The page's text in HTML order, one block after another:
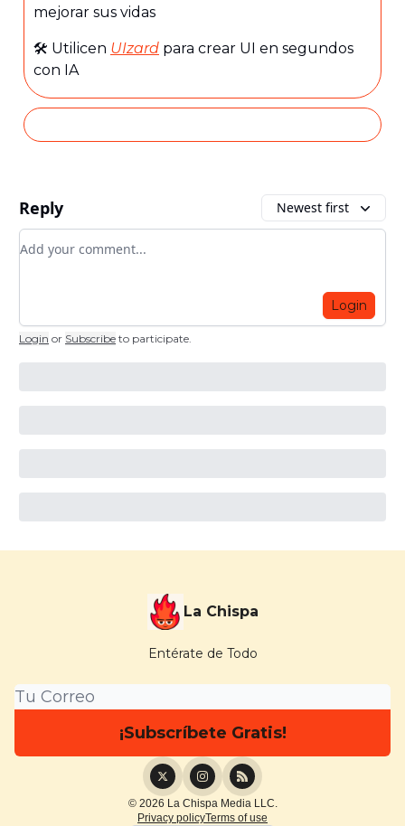
mejorar sus vidas
🛠️ Utilicen UIzard para crear UI en segundos
con IA
Reply Newest first
Add your comment
Login
Login or Subscribe to participate.
La Chispa
Entérate de Todo
© 2026 La Chispa Media LLC.
Privacy policyTerms of use